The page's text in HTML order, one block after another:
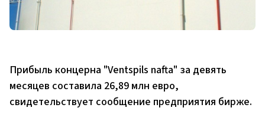
Прибыль концерна "Ventspils nafta" за девять
месяцев составила 26,89 млн евро,
свидетельствует сообщение предприятия бирже.